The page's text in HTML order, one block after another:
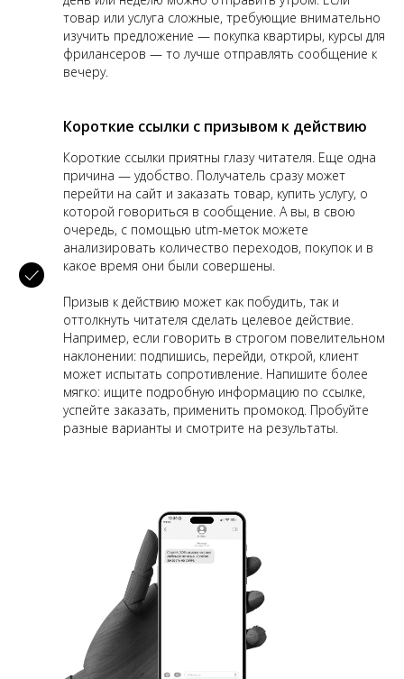
товар или услуга сложные, требующие внимательно
изучить предложение — покупка квартиры, курсы для
фрилансеров — то лучше отправлять сообщение к
вечеру.
Короткие ссылки с призывом к действию
Короткие ссылки приятны глазу читателя. Еще одна
причина — удобство. Получатель сразу может
перейти на сайт и заказать товар, купить услугу, о
которой говориться в сообщение. А вы, в свою
очередь, с помощью utm-меток можете
анализировать количество переходов, покупок и в
какое время они были совершены.
Призыв к действию может как побудить, так и
оттолкнуть читателя сделать целевое действие.
Например, если говорить в строгом повелительном
наклонении: подпишись, перейди, открой, клиент
может испытать сопротивление. Напишите более
мягко: ищите подробную информацию по ссылке,
успейте заказать, применить промокод. Пробуйте
разные варианты и смотрите на результаты.